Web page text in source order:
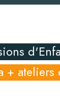
+ ateliers